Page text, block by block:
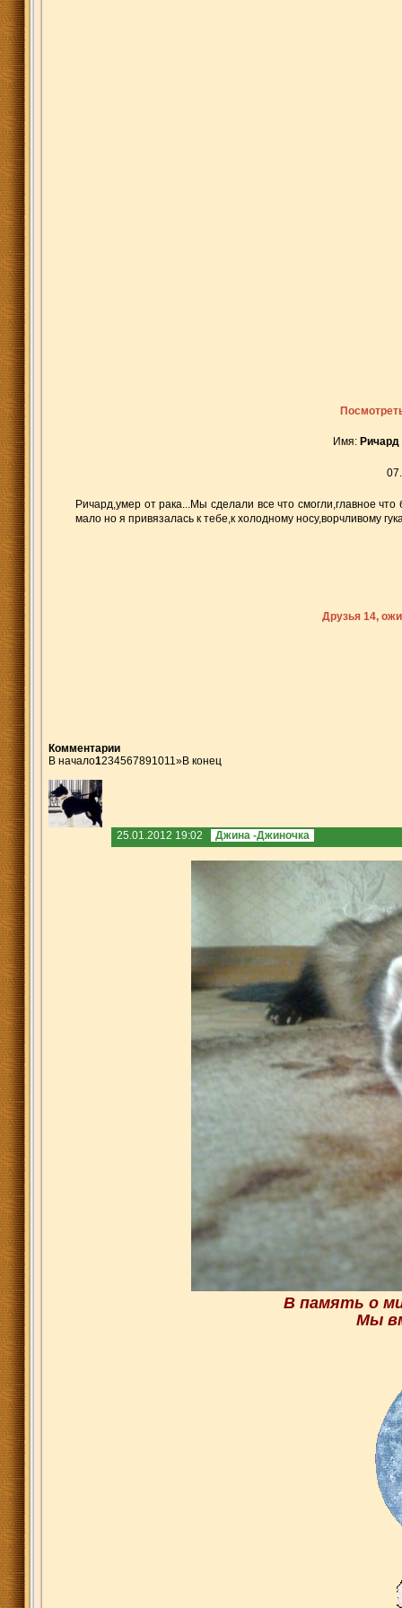
Имя: Ричард
Ричард,умер от рака...Мы сделали все что смогли,главное
мало но я привязалась к тебе,к холодному носу,ворчливому
Друзья 14,
Комментарии
В начало1234567891011»В конец
25.01.2012 19:02 Джина -Джиночка
В память о
Мы